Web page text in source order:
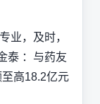
业，及时，
泰 ：与药友
高18.2亿元